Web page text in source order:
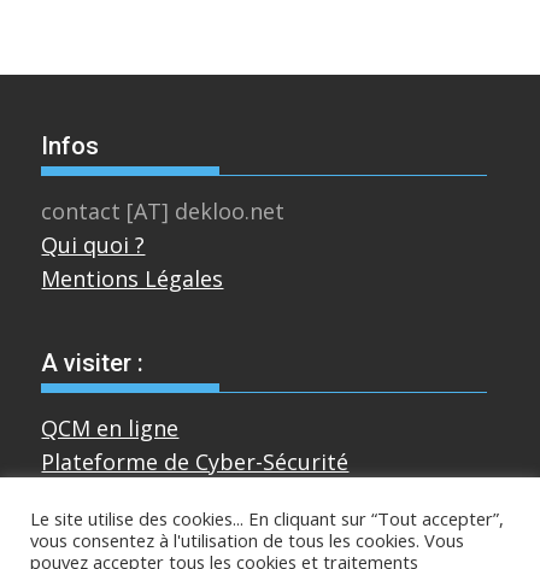
Infos
contact [AT] dekloo.net
Qui quoi ?
Mentions Légales
A visiter :
QCM en ligne
Plateforme de Cyber-Sécurité
Divers
Le site utilise des cookies... En cliquant sur “Tout accepter”,
vous consentez à l'utilisation de tous les cookies. Vous
pouvez accepter tous les cookies et traitements